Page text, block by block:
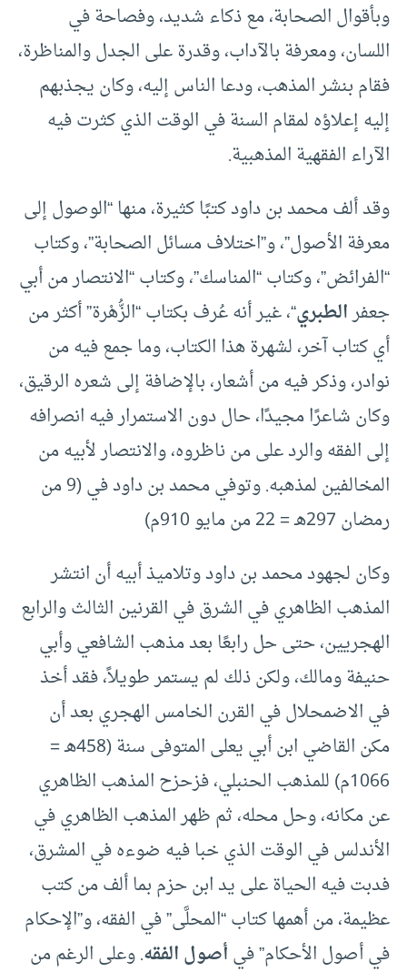
وبأقوال الصحابة، مع ذكاء شديد، وفصاحة في
اللسان، ومعرفة بالآداب، وقدرة على الجدل والمناظرة،
فقام بنشر المذهب، ودعا الناس إليه، وكان يجذبهم
إليه إعلاؤه لمقام السنة في الوقت الذي كثرت فيه
الآراء الفقهية المذهبية.
وقد ألف محمد بن داود كتبًا كثيرة، منها “الوصول إلى
معرفة الأصول”، و”اختلاف مسائل الصحابة”، وكتاب
“الفرائض”، وكتاب “المناسك”، وكتاب “الانتصار من أبي
جعفرالطبري“، غير أنه عُرف بكتاب “الزُّهْرة” أكثر من
أي كتاب آخر، لشهرة هذا الكتاب، وما جمع فيه من
نوادر، وذكر فيه من أشعار، بالإضافة إلى شعره الرقيق،
وكان شاعرًا مجيدًا، حال دون الاستمرار فيه انصرافه
إلى الفقه والرد على من ناظروه، والانتصار لأبيه من
المخالفين لمذهبه. وتوفي محمد بن داود في (9 من
رمضان 297هـ = 22 من مايو 910م)
وكان لجهود محمد بن داود وتلاميذ أبيه أن انتشر
المذهب الظاهري في الشرق في القرنين الثالث والرابع
الهجريين، حتى حل رابعًا بعد مذهب الشافعي وأبي
حنيفة ومالك، ولكن ذلك لم يستمر طويلاً، فقد أخذ
في الاضمحلال في القرن الخامس الهجري بعد أن
مكن القاضي ابن أبي يعلى المتوفى سنة (458هـ =
1066م) للمذهب الحنبلي، فزحزح المذهب الظاهري
عن مكانه، وحل محله، ثم ظهر المذهب الظاهري في
الأندلس في الوقت الذي خبا فيه ضوءه في المشرق،
فدبت فيه الحياة على يد ابن حزم بما ألف من كتب
عظيمة، من أهمها كتاب “المحلَّى” في الفقه، و”الإحكام
في أصول الأحكام” فيأصول الفقه. وعلى الرغم من